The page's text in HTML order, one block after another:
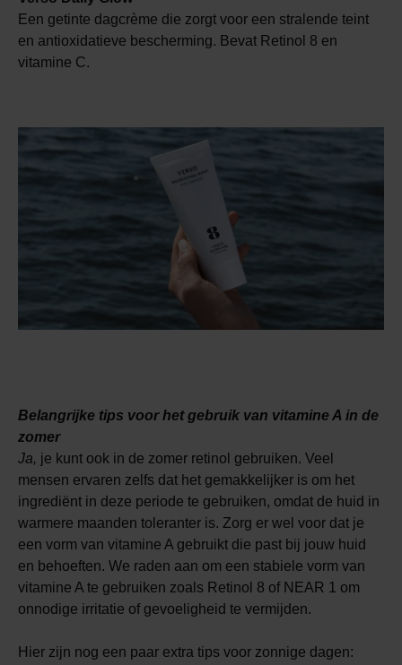
Een getinte dagcrème die zorgt voor een stralende teint
en antioxidatieve bescherming. Bevat Retinol 8 en
vitamine C.
Belangrijke tips voor het gebruik van vitamine A in de
zomer
Ja, je kunt ook in de zomer retinol gebruiken. Veel
mensen ervaren zelfs dat het gemakkelijker is om het
ingrediënt in deze periode te gebruiken, omdat de huid in
warmere maanden toleranter is. Zorg er wel voor dat je
een vorm van vitamine A gebruikt die past bij jouw huid
en behoeften. We raden aan om een stabiele vorm van
vitamine A te gebruiken zoals Retinol 8 of NEAR 1 om
onnodige irritatie of gevoeligheid te vermijden.
Hier zijn nog een paar extra tips voor zonnige dagen: